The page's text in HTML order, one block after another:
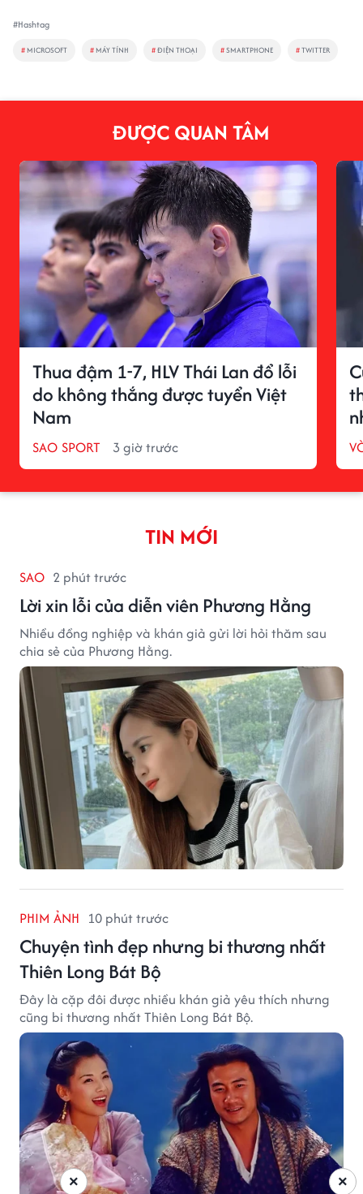
#Hashtag
# MICROSOFT # MÁY TÍNH #ĐIỆN THOẠI #SMARTPHONE #TWITTER
ĐƯỢC QUAN TÂM
Thua đậm 1-7, HLV Thái Lan đổ lỗi
do không thắng được tuyển Việt
Nam
SAO SPORT 3 giờ trước
TIN MỚI
SAO 2 phút trước
Lời xin lỗi của diễn viên Phương Hằng
Nhiều đồng nghiệp và khán giả gửi lời hỏi thăm sau
chia sẻ của Phương Hằng.
PHIM ẢNH 10 phút trước
Chuyện tình đẹp nhưng bi thương nhất
Thiên Long Bát Bộ
Đây là cặp đôi được nhiều khán giả yêu thích nhưng
cũng bi thương nhất Thiên Long Bát Bộ.
×
×